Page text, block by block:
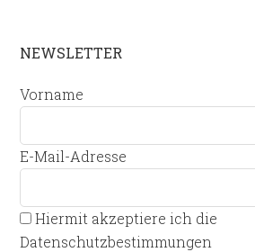
NEWSLETTER
Vorname
E-Mail-Adresse
Hiermit akzeptiere ich die
Datenschutzbestimmungen